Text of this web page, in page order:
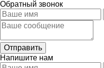
Обратный звонок
Напишите нам